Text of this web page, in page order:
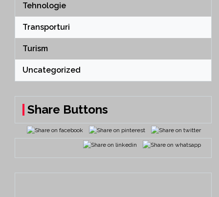
Tehnologie
Transporturi
Turism
Uncategorized
Share Buttons